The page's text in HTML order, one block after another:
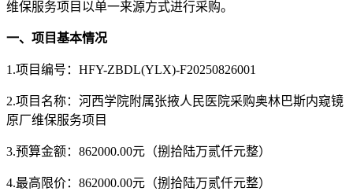
维保服务项目 以单一来源方式进行采购。
一、项目基本情况
1.项目编号： HFY-ZBDL(YLX)-F20250826001
2.项目名称： 河西学院附属张掖人民医院采购奥林巴斯内窥镜
原厂维保服务项目
3.预算金额： 862000.00元 （捌拾陆万贰仟元整）
4.最高限价： 862000.00元 （捌拾陆万贰仟元整）